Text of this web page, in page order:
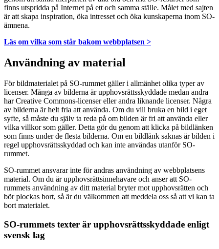
finns utspridda på Internet på ett och samma ställe. Målet med sajten
är att skapa inspiration, öka intresset och öka kunskaperna inom SO-
ämnena.
Läs om vilka som står bakom webbplatsen >
Användning av material
För bildmaterialet på SO-rummet gäller i allmänhet olika typer av
licenser. Många av bilderna är upphovsrättsskyddade medan andra
har Creative Commons-licenser eller andra liknande licenser. Några
av bilderna är helt fria att använda. Om du vill bruka en bild i eget
syfte, så måste du själv ta reda på om bilden är fri att använda eller
vilka villkor som gäller. Detta gör du genom att klicka på bildlänken
som finns under de flesta bilderna. Om en bildlänk saknas är bilden i
regel upphovsrättsskyddad och kan inte användas utanför SO-
rummet.
SO-rummet ansvarar inte för andras användning av webbplatsens
material. Om du är upphovsrättsinnehavare och anser att SO-
rummets användning av ditt material bryter mot upphovsrätten och
bör plockas bort, så är du välkommen att meddela oss så att vi kan ta
bort materialet.
SO-rummets texter är upphovsrättsskyddade enligt
svensk lag